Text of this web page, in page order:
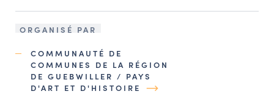
ORGANISÉ PAR
COMMUNAUTÉ DE
COMMUNES DE LA RÉGION
DE GUEBWILLER / PAYS
D'ART ET D'HISTOIRE